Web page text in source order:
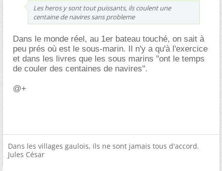
Les heros y sont tout puissants, ils coulent une
centaine de navires sans probleme
Dans le monde réel, au 1er bateau touché, on sait à
peu prés où est le sous-marin. Il n'y a qu'à l'exercice
et dans les livres que les sous marins "ont le temps
de couler des centaines de navires".
@+
Dans les villages gaulois, ils ne sont jamais tous d'accord.
Jules César